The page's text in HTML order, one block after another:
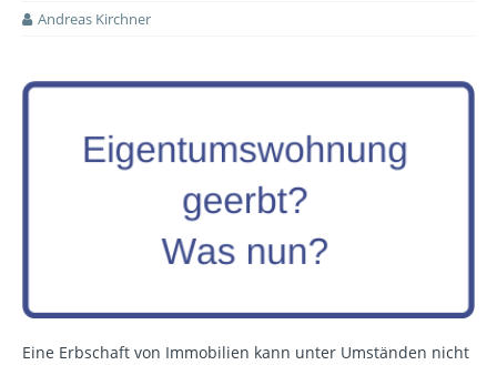
Andreas Kirchner
Eine Erbschaft von Immobilien kann unter Umständen nicht